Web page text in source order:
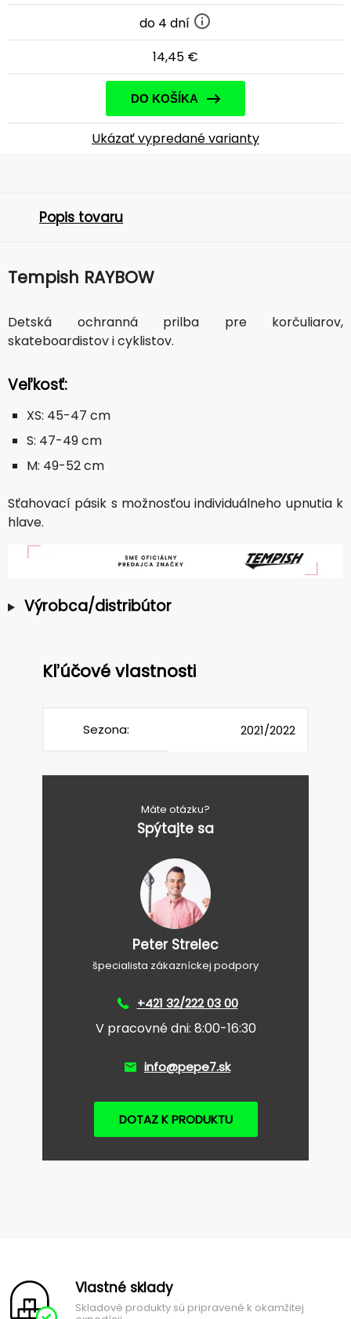
do 4 dní
14,45 €
DO KOŠÍKA
Ukázať vypredané varianty
Popis tovaru
Tempish RAYBOW
Detská ochranná prilba pre korčuliarov,
skateboardistov i cyklistov.
Veľkosť:
XS: 45-47 cm
S: 47-49 cm
M: 49-52 cm
Sťahovací pásik s možnosťou individuálneho upnutia k
hlave.
Výrobca/distribútor
Kľúčové vlastnosti
Sezona: 2021/2022
Máte otázku?
Spýtajte sa
Peter Strelec
špecialista zákazníckej podpory
+421 32/222 03 00
V pracovné dni: 8:00-16:30
info@pepe7.sk
DOTAZ K PRODUKTU
Vlastné sklady
Skladové produkty sú pripravené k okamžitej